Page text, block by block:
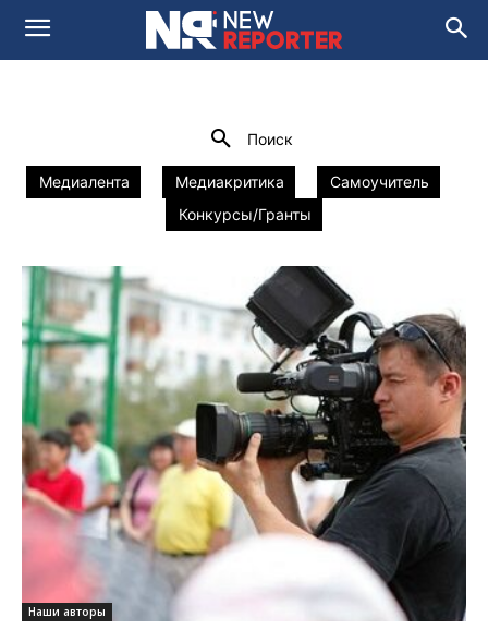
НАШИ АВТОРЫ
Поиск
Медиалента Медиакритика
Самоучитель
Конкурсы/Гранты
Наши авторы